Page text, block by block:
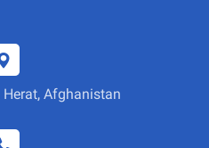
Afghanistan